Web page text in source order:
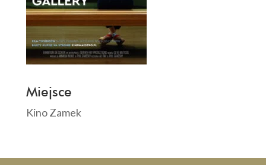
Miejsce
Kino Zamek